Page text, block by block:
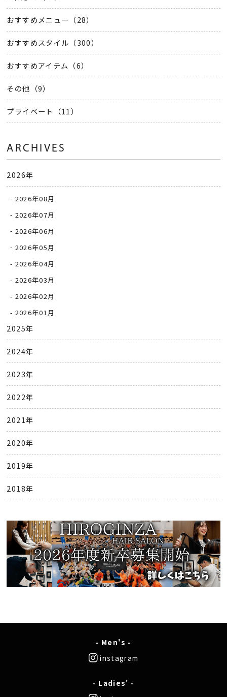
おすすめメニュー（28）
おすすめスタイル（300）
おすすめアイテム（6）
その他（9）
プライベート（11）
ARCHIVES
2026年
2026年08月
2026年07月
2026年06月
2026年05月
2026年04月
2026年03月
2026年02月
2026年01月
2025年
2024年
2023年
2022年
2021年
2020年
2019年
2018年
- Men's -
instagram
- Ladies' -